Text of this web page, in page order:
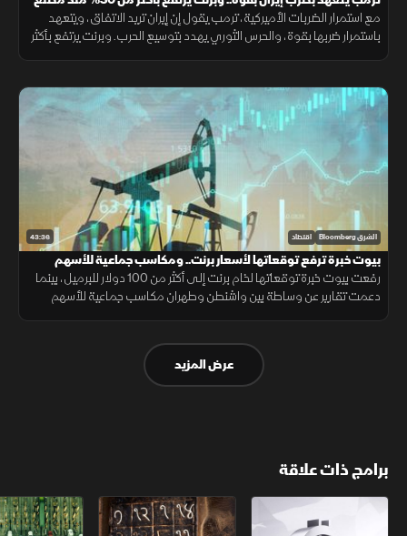
يوليو
مع استمرار الضربات الأميركية، ترمب يقول إن إيران تريد الاتفاق، ويتعهد
باستمرار ضربها بقوة، والحرس الثوري يهدد بتوسيع الحرب. وبرنت يرتفع بأكثر
43:36 الشرق Bloomberg اقتصاد
بيوت خبرة ترفع توقعاتها لأسعار برنت.. ومكاسب جماعية للأسهم
العالمية
رفعت بيوت خبرة توقعاتها لخام برنت إلى أكثر من 100 دولار للبرميل، بينما
دعمت تقارير عن وساطة بين واشنطن وطهران مكاسب جماعية للأسهم
عرض المزيد
برامج ذات علاقة
الأسواق الأميركية ملحمة الأرقام سلاسل